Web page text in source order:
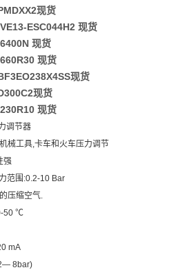
现货
ESC044H2 现货
现货
现货
现货
现货
现货
调节器
械工具,卡车和火车压力调节
强
范围:0.2-10 Bar
压缩空气.
50 ℃
mA
8bar)